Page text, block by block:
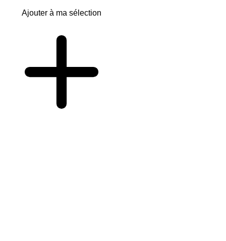
Ajouter à ma sélection